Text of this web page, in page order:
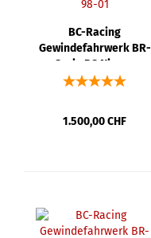
BC-Racing
Gewindefahrwerk BR-
Serie RS Nissan
Skyline R34 GTS ER34
1.500,00 CHF